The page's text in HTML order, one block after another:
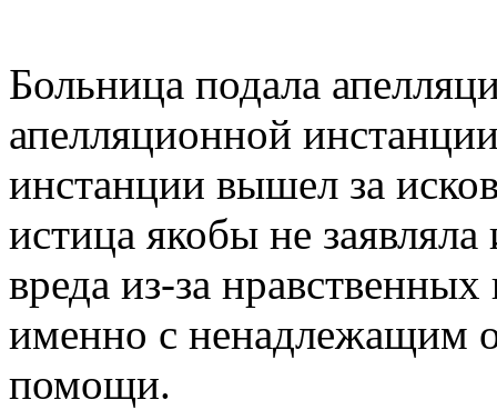
Больница подала
апелляционной
инстанции вышел за
истица якобы не
вреда из-за
именно с ненадлежащим
помощи.